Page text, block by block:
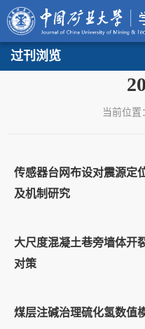
过刊浏览
当前位置
传感器台网布设对震源定
及机制研究
大尺度混凝土巷旁墙体开
对策
煤层注碱治理硫化氢数值